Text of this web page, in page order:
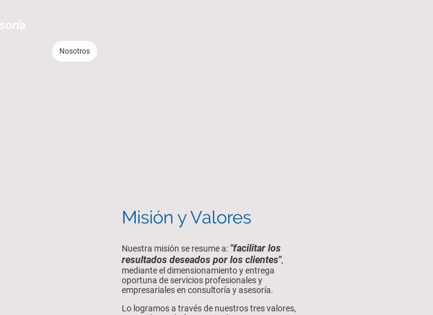
Nosotros
Misión y Valores
Nuestra misión se resume a: "facilitar los
resultados deseados por los clientes",
mediante el dimensionamiento y entrega
oportuna de servicios profesionales y
empresariales en consultoría y asesoría.
Lo logramos a través de nuestros tres valores,